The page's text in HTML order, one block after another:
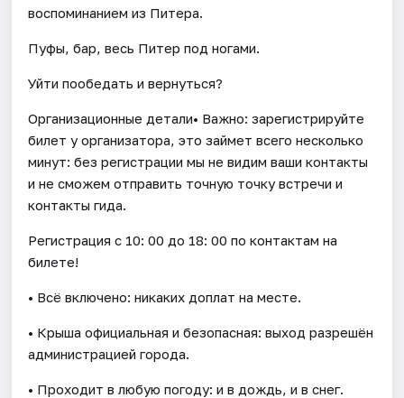
воспоминанием из Питера.
Пуфы, бар, весь Питер под ногами.
Уйти пообедать и вернуться?
Организационные детали• Важно: зарегистрируйте
билет у организатора, это займет всего несколько
минут: без регистрации мы не видим ваши контакты
и не сможем отправить точную точку встречи и
контакты гида.
Регистрация с 10: 00 до 18: 00 по контактам на
билете!
• Всё включено: никаких доплат на месте.
• Крыша официальная и безопасная: выход разрешён
администрацией города.
• Проходит в любую погоду: и в дождь, и в снег.